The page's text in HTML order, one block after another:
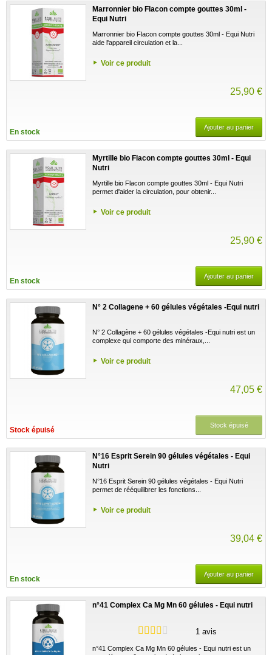
Marronnier bio Flacon compte gouttes 30ml -
Equi Nutri
Marronnier bio Flacon compte gouttes 30ml - Equi Nutri
aide l'appareil circulation et la...
Voir ce produit
25,90 €
En stock
Ajouter au panier
Myrtille bio Flacon compte gouttes 30ml - Equi
Nutri
Myrtille bio Flacon compte gouttes 30ml - Equi Nutri
permet d'aider la circulation, pour obtenir...
Voir ce produit
25,90 €
En stock
Ajouter au panier
N° 2 Collagene + 60 gélules végétales -Equi nutri
N° 2 Collagène + 60 gélules végétales -Equi nutri est un
complexe qui comporte des minéraux,...
Voir ce produit
47,05 €
Stock épuisé
Stock épuisé
N°16 Esprit Serein 90 gélules végétales - Equi
Nutri
N°16 Esprit Serein 90 gélules végétales - Equi Nutri
permet de rééquilibrer les fonctions...
Voir ce produit
39,04 €
En stock
Ajouter au panier
n°41 Complex Ca Mg Mn 60 gélules - Equi nutri
1 avis
n°41 Complex Ca Mg Mn 60 gélules - Equi nutri est un